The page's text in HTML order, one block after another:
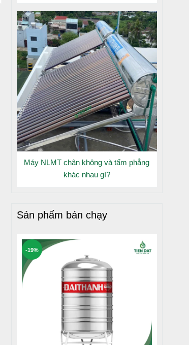
Máy NLMT chân không và tấm phẳng
khác nhau gì?
Sản phẩm bán chạy
-19%